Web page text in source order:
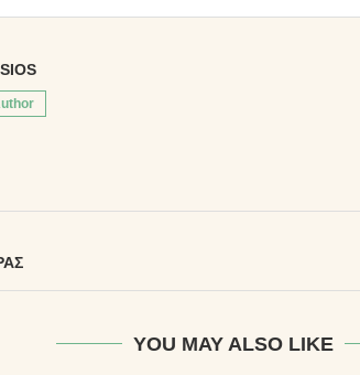
YOU MAY ALSO LIKE